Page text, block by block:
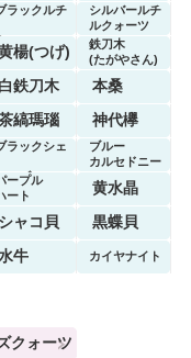
ラックルチ
ーツ
シルバールチ
ルクォーツ
楊(つげ)
鉄刀木
(たがやさん)
鉄刀木
本桑
縞瑪瑙
神代欅
ックシェ
ブル
ブルー
カルセドニー
ープル
ート
黄水晶
ャコ貝
黒蝶貝
牛 カイヤナイト
ーツ